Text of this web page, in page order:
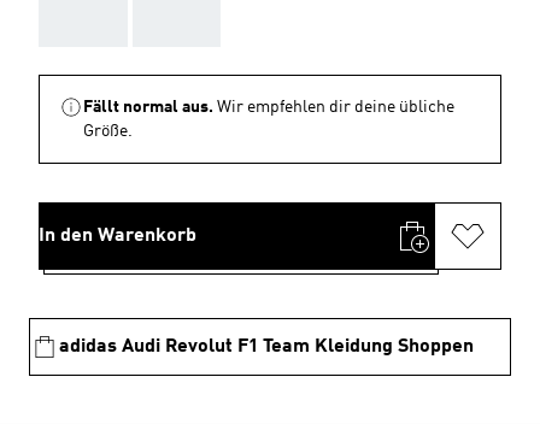
Fällt normal aus. Wir empfehlen dir deine übliche
Größe.
In den Warenkorb
adidas Audi Revolut F1 Team Kleidung Shoppen